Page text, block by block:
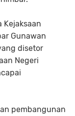
Kejaksaan
Gunawan
disetor
Negeri
pembangunan